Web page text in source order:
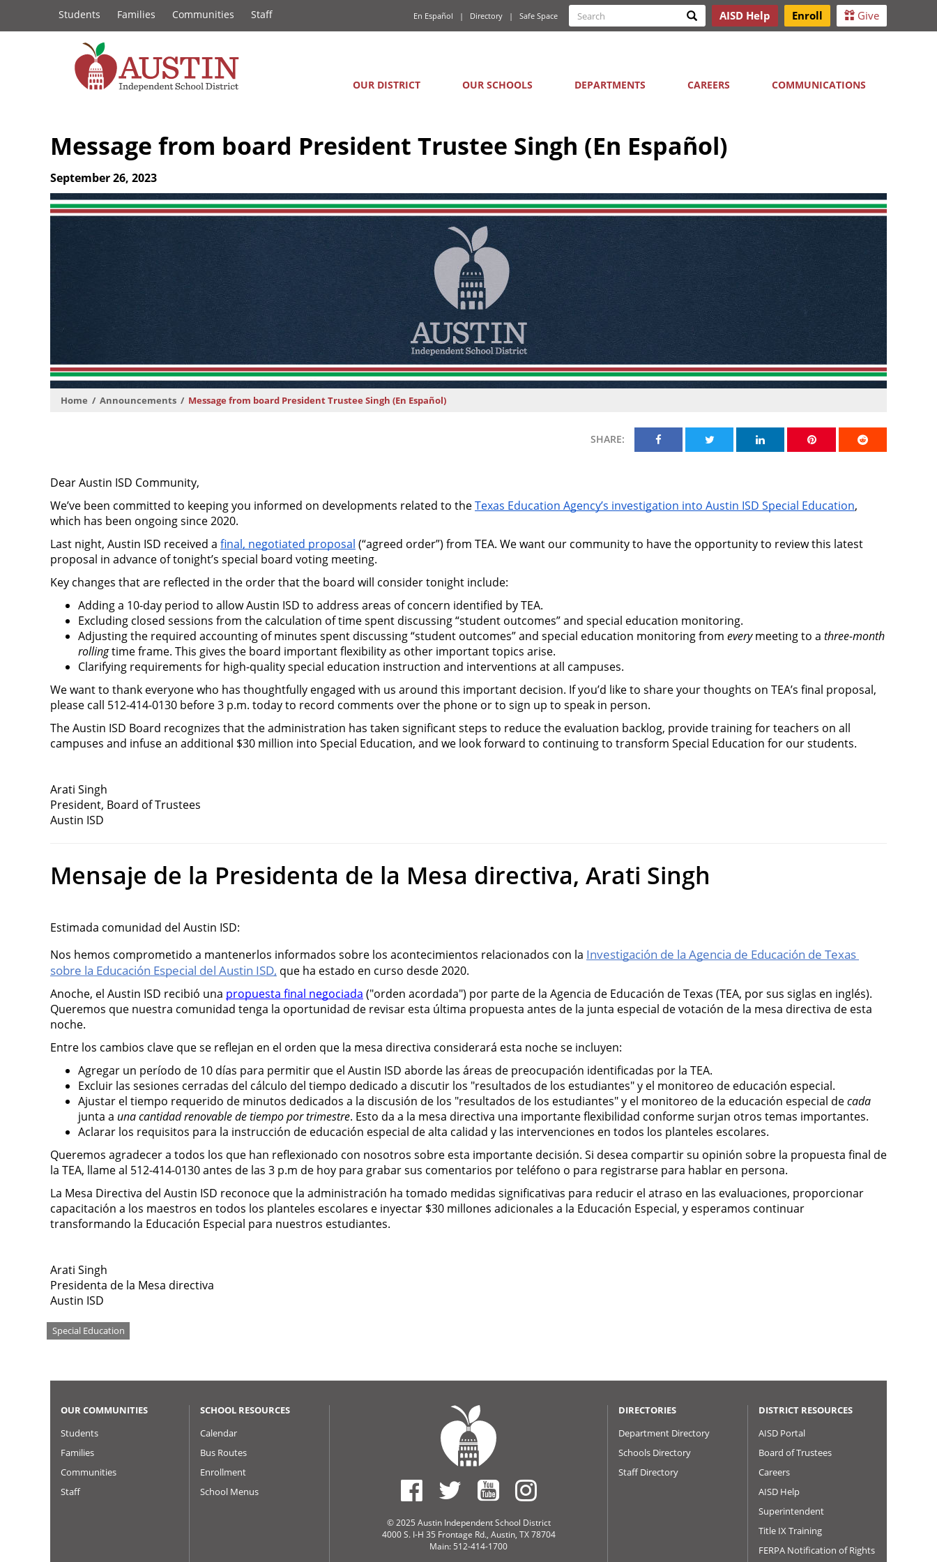
Austin
Independent
School
District
Constituency
Links
Students Families Communities Staff
Quick
Links
En Español Directory Safe Space
Search
Search Search AISD Help Enroll Give
Main
OUR DISTRICT OUR SCHOOLS DEPARTMENTS CAREERS COMMUNICATIONS
Message from board President Trustee Singh (En Español)
September 26, 2023
Home Announcements Message from board President Trustee Singh (En Español)
SHARE: Share on FacebookShare on TwitterShare on LinkedinShare on Pinterest
Dear Austin ISD Community,
We’ve been committed to keeping you informed on developments related to the Texas Education Agency’s investigation into Austin ISD Special Education,
which has been ongoing since 2020.
Last night, Austin ISD received a final, negotiated proposal (“agreed order”) from TEA. We want our community to have the opportunity to review this latest
proposal in advance of tonight’s special board voting meeting.
Key changes that are reflected in the order that the board will consider tonight include:
Adding a 10-day period to allow Austin ISD to address areas of concern identified by TEA.
Excluding closed sessions from the calculation of time spent discussing “student outcomes” and special education monitoring.
Adjusting the required accounting of minutes spent discussing “student outcomes” and special education monitoring from every meeting to a three-month
rolling time frame. This gives the board important flexibility as other important topics arise.
Clarifying requirements for high-quality special education instruction and interventions at all campuses.
We want to thank everyone who has thoughtfully engaged with us around this important decision. If you’d like to share your thoughts on TEA’s final proposal,
please call 512-414-0130 before 3 p.m. today to record comments over the phone or to sign up to speak in person.
The Austin ISD Board recognizes that the administration has taken significant steps to reduce the evaluation backlog, provide training for teachers on all
campuses and infuse an additional $30 million into Special Education, and we look forward to continuing to transform Special Education for our students.
Arati Singh
President, Board of Trustees
Austin ISD
Mensaje de la Presidenta de la Mesa directiva, Arati Singh
Estimada comunidad del Austin ISD:
Nos hemos comprometido a mantenerlos informados sobre los acontecimientos relacionados con la Investigación de la Agencia de Educación de Texas
sobre la Educación Especial del Austin ISD, que ha estado en curso desde 2020.
Anoche, el Austin ISD recibió una propuesta final negociada ("orden acordada") por parte de la Agencia de Educación de Texas (TEA, por sus siglas en inglés).
Queremos que nuestra comunidad tenga la oportunidad de revisar esta última propuesta antes de la junta especial de votación de la mesa directiva de esta
noche.
Entre los cambios clave que se reflejan en el orden que la mesa directiva considerará esta noche se incluyen:
Agregar un período de 10 días para permitir que el Austin ISD aborde las áreas de preocupación identificadas por la TEA.
Excluir las sesiones cerradas del cálculo del tiempo dedicado a discutir los "resultados de los estudiantes" y el monitoreo de educación especial.
Ajustar el tiempo requerido de minutos dedicados a la discusión de los "resultados de los estudiantes" y el monitoreo de la educación especial de
junta a una cantidad renovable de tiempo por trimestre. Esto da a la mesa directiva una importante flexibilidad conforme surjan otros temas importantes.
Aclarar los requisitos para la instrucción de educación especial de alta calidad y las intervenciones en todos los planteles escolares.
Queremos agradecer a todos los que han reflexionado con nosotros sobre esta importante decisión. Si desea compartir su opinión sobre la propuesta final de
la TEA, llame al 512-414-0130 antes de las 3 p.m de hoy para grabar sus comentarios por teléfono o para registrarse para hablar en persona.
La Mesa Directiva del Austin ISD reconoce que la administración ha tomado medidas significativas para reducir el atraso en las evaluaciones, proporcionar
capacitación a los maestros en todos los planteles escolares e inyectar $30 millones adicionales a la Educación Especial, y esperamos continuar
transformando la Educación Especial para nuestros estudiantes.
Arati Singh
Presidenta de la Mesa directiva
Austin ISD
Tags
Special Education
OUR COMMUNITIES
Students
Families
Communities
Staff
SCHOOL RESOURCES
Calendar
Bus Routes
Enrollment
School Menus
DIRECTORIES
Department Directory
Schools Directory
Staff Directory
DISTRICT RESOURCES
AISD Portal
Board of Trustees
Careers
AISD Help
Superintendent
Title IX Training
FERPA Notification of Rights
© 2025 Austin Independent School District
4000 S. I-H 35 Frontage Rd., Austin, TX 78704
Main: 512-414-1700